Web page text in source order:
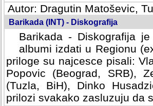
Autor: Dragutin Matoševic,
Barikada (INT) - Diskografija
Barikada - Diskografija
albumi izdati u Regionu
priloge su najcesce pisali:
Popovic (Beograd, SRB),
(Tuzla, BiH), Dinko
prilozi svakako zasluzuju da